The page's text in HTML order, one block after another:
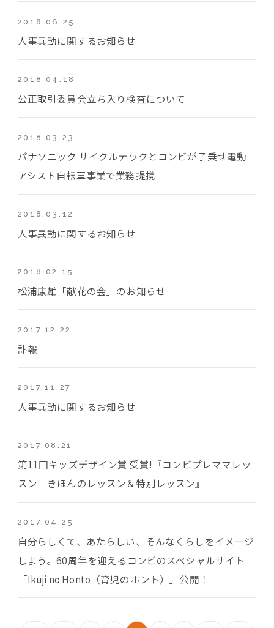
2018.06.25
人事異動に関するお知らせ
2018.04.18
公正取引委員会立ち入り検査について
2018.03.23
パナソニック サイクルテックとコンビが子乗せ電動
アシスト自転車事業で業務提携
2018.03.12
人事異動に関するお知らせ
2018.02.15
松浦康雄「献花の会」のお知らせ
2017.12.22
訃報
2017.11.27
人事異動に関するお知らせ
2017.08.21
第11回キッズデザイン賞 受賞!『コンビプレママレッ
スン きほんのレッスン＆特別レッスン』
2017.04.25
自分らしくて、あたらしい、そんなくらしをイメージ
しよう。60周年を迎えるコンビのスペシャルサイト
「Ikuji no Honto（育児のホント）」公開！